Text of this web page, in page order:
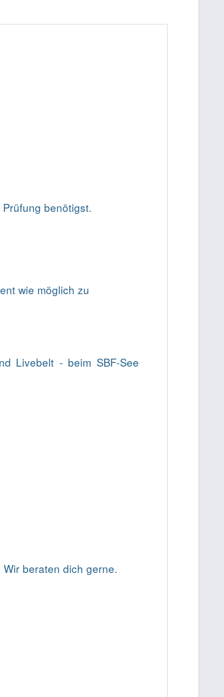
benötigst.
wie möglich zu
Livebelt - beim SBF-See
beraten dich gerne.